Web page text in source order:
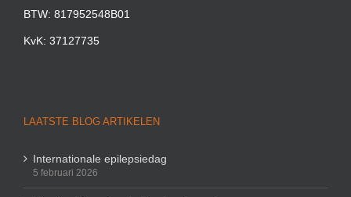
BTW: 817952548B01
KvK: 37127735
LAATSTE BLOG ARTIKELEN
Internationale epilepsiedag
5 februari 2026